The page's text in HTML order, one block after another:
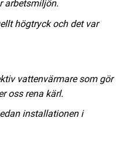
arbetsmiljön.
högtryck och det var
vattenvärmare som gör
oss rena kärl.
installationen i